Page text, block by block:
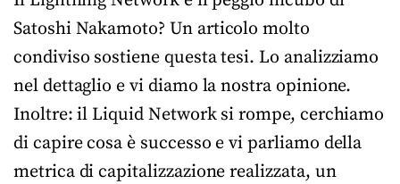
Satoshi Nakamoto? Un articolo molto
condiviso sostiene questa tesi. Lo analizziamo
nel dettaglio e vi diamo la nostra opinione.
Inoltre: il Liquid Network si rompe, cerchiamo
di capire cosa è successo e vi parliamo della
metrica di capitalizzazione realizzata, un